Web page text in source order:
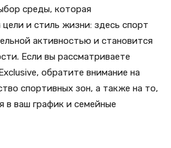
среды, которая
и стиль жизни: здесь спорт
активностью и становится
Если вы рассматриваете
обратите внимание на
спортивных зон, а также на то,
в ваш график и семейные